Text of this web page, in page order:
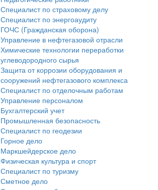
Специалист по страховому делу
Специалист по энергоаудиту
ГОЧС (Гражданская оборона)
Управление в нефтегазовой отрасли
Химические технологии переработки
углеводородного сырья
Защита от коррозии оборудования и
сооружений нефтегазового комплекса
Специалист по отделочным работам
Управление персоналом
Бухгалтерский учет
Промышленная безопасность
Специалист по геодезии
Горное дело
Маркшейдерское дело
Физическая культура и спорт
Специалист по туризму
Сметное дело